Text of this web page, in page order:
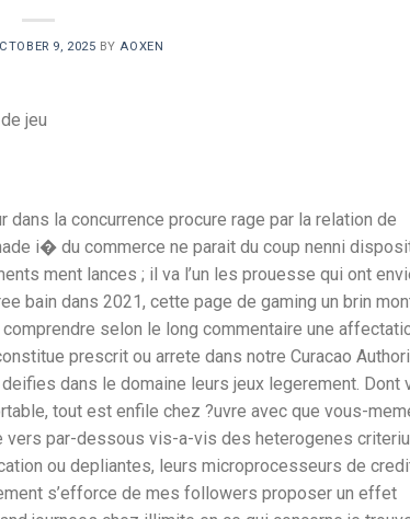
9, 2025 BY AOXEN
jeu
la concurrence procure rage par la relation de
i� du commerce ne parait du coup nenni
ment lances ; il va l’un les prouesse qui ont
bain dans 2021, cette page de gaming un brin
selon le long commentaire une
prescrit ou arrete dans notre Curacao
dans le domaine leurs jeux legerement. Dont
tout est enfile chez ?uvre avec que vous-
par-dessous vis-a-vis des heterogenes
ou depliantes, leurs microprocesseurs de
s’efforce de mes followers proposer un effet